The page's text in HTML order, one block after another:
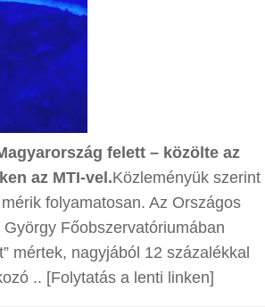
felett – közölte az
az MTI-vel.Közleményük szerint
folyamatosan. Az Országos
Főobszervatóriumában
mértek, nagyjából 12 százalékkal
.. [Folytatás a lenti linken]